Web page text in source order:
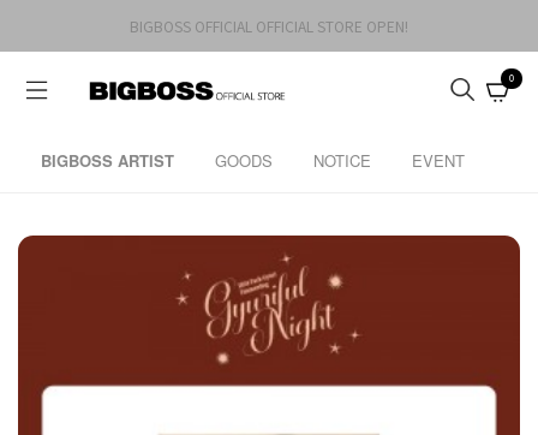
BIGBOSS OFFICIAL OFFICIAL STORE OPEN!
0
BIGBOSS ARTIST GOODS NOTICE EVENT